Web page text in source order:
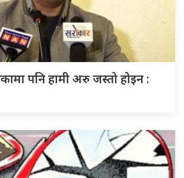
पनि हामी अरु जस्तो होइन :